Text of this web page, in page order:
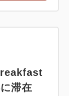
滞在